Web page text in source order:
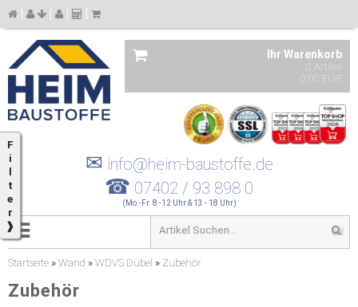
Ihr Warenkorb
0 Artikel
0,00 EUR
✉ info@heim-baustoffe.de
☎ 07402 / 93 898 0
(Mo.-Fr. 8 -12 Uhr & 13 - 18 Uhr)
Startseite » Wand » WDVS Dübel » Zubehör
Zubehör
F
i
t
e
r
❱